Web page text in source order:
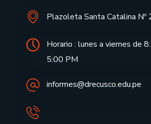
Plazoleta Santa Catalina Nº
Horario : lunes a viernes de
5:00 PM
informes@drecusco.edu.pe